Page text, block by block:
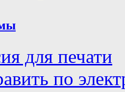
для печати
по